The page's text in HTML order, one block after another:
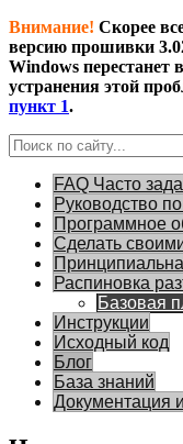
Внимание! Скорее
версию прошивки
Windows перестанет
устранения этой
пункт 1.
FAQ Часто
Руководство
Программное
Сделать
Распиновка
Базовая
Инструкции
Исходный код
Блог
База знаний
Документация